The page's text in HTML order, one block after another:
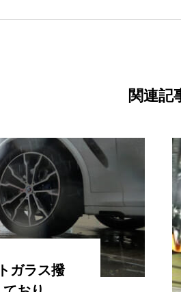
関連記
ガラス撥